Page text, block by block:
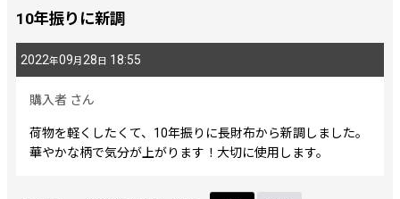
期間:
画像:
星の数:
10年振りに新調
2022年09月 28 日 18:55
購入者 さん
荷物を軽くしたくて、10年振りに長財布から新調しました。
華やかな柄で気分が上がります！大切に使用します。